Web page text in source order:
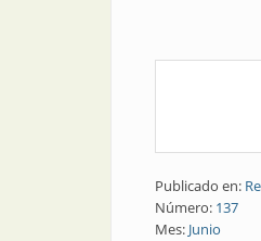
Publicado en:
Número: 137
Mes: Junio